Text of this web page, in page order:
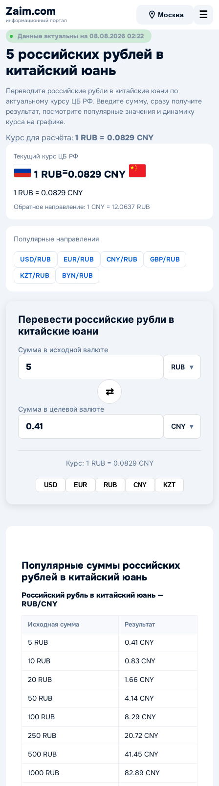
Zaim.com
информационный портал
Москва ☰
Данные актуальны на 08.08.2026 02:22
5 российских рублей в
китайский юань
Переводите российские рубли в китайские юани по
актуальному курсу ЦБ РФ. Введите сумму, сразу получите
результат, посмотрите популярные значения и динамику
курса на графике.
Курс для расчёта: 1 RUB = 0.0829 CNY
Текущий курс ЦБ РФ
1 RUB=0.0829 CNY
1 RUB = 0.0829 CNY
Обратное направление: 1 CNY = 12.0637 RUB
Популярные направления
USD/RUB EUR/RUB CNY/RUB
GBP/RUB
KZT/RUB
BYN/RUB
Перевести российские рубли в
китайские юани
Сумма в исходной валюте
Сумма
исходной
RUB
⇄
Сумма в целевой валюте
Сумма
целевой
валюте
CNY
Курс: 1 RUB = 0.0829 CNY
USD EUR RUB CNY KZT
Популярные суммы российских
рублей в китайский юань
Российский рубль в китайский юань —
RUB/CNY
Исходная сумма Результат
5 RUB 0.41 CNY
10 RUB 0.83 CNY
20 RUB 1.66 CNY
50 RUB 4.14 CNY
100 RUB 8.29 CNY
250 RUB 20.72 CNY
500 RUB 41.45 CNY
1000 RUB 82.89 CNY